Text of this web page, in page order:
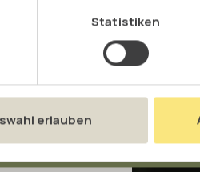
Statistiken
erlauben